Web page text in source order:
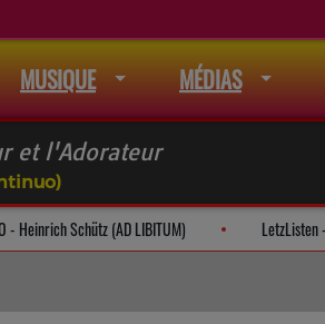
MUSIQUE MÉDIAS
et l'Adorateur
- Heinrich Schütz (AD LIBITUM)